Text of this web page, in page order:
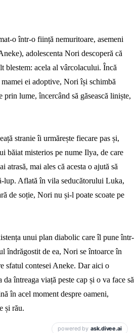
o într-o ființă nemuritoare, asemeni
adolescenta Nori descoperă că
blestem: acela al vârcolacului. Încă
ei adoptive, Nori își schimbă
prin lume, încercând să găsească liniște,
stranie îi urmărește fiecare pas și,
băiat misterios pe nume Ilya, de care
atrasă, mai ales că acesta o ajută să
lup. Aflată în vila seducătorului Luka,
de soție, Nori nu și-l poate scoate pe
unui plan diabolic care îl pune într-
îndrăgostit de ea, Nori se întoarce în
sfatul contesei Aneke. Dar aici o
da întreaga viață peste cap și o va face să
în acel moment despre oameni,
și rău.